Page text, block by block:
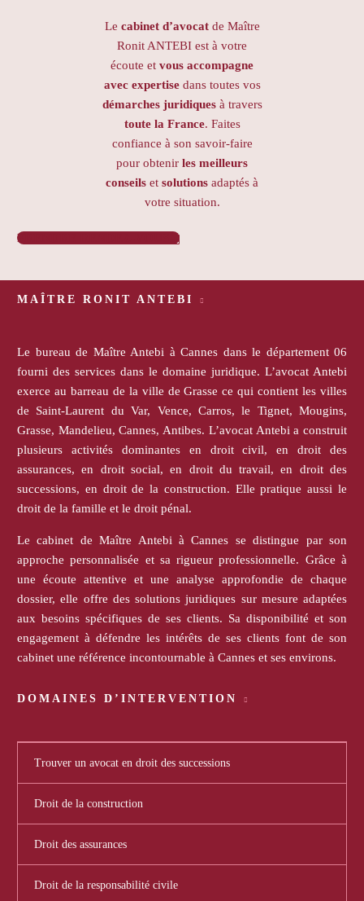
Le cabinet d’avocatde Maître
Ronit ANTEBI est à votre
écoute et vous accompagne
avec expertisedans toutes vos
démarches juridiquesà travers
toute la France. Faites
confiance à son savoir-faire
pour obtenir les meilleurs
conseils et solutions adaptés à
votre situation.
PRENDRE RENDEZ-VOUS 
MAÎTRE RONIT ANTEBI
Le bureau de Maître Antebi à Cannes dans le département 06
fourni des services dans le domaine juridique. L’avocat Antebi
exerce au barreau de la ville de Grasse ce qui contient les villes
de Saint-Laurent du Var, Vence, Carros, le Tignet, Mougins,
Grasse, Mandelieu, Cannes, Antibes. L’avocat Antebi a construit
plusieurs activités dominantes en droit civil, en droit des
assurances, en droit social, en droit du travail, en droit des
successions, en droit de la construction. Elle pratique aussi le
droit de la famille et le droit pénal.
Le cabinet de Maître Antebi à Cannes se distingue par son
approche personnalisée et sa rigueur professionnelle. Grâce à
une écoute attentive et une analyse approfondie de chaque
dossier, elle offre des solutions juridiques sur mesure adaptées
aux besoins spécifiques de ses clients. Sa disponibilité et son
engagement à défendre les intérêts de ses clients font de son
cabinet une référence incontournable à Cannes et ses environs.
DOMAINES D’INTERVENTION
Trouver un avocat en droit des successions
Droit de la construction
Droit des assurances
Droit de la responsabilité civile